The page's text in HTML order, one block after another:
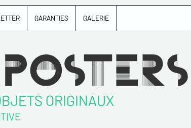
GARANTIES GALERIE
ORIGINAUX